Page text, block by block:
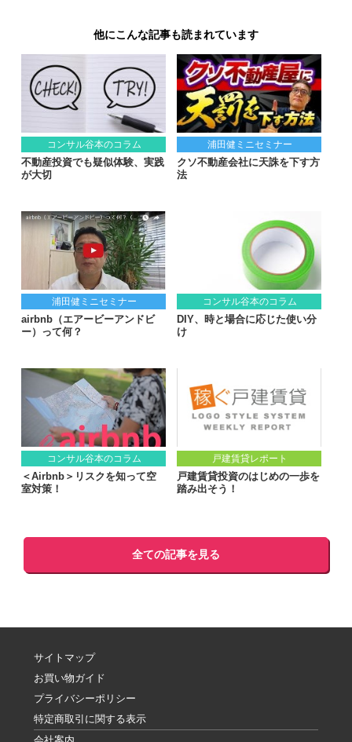
他にこんな記事も読まれています
コンサル谷本のコラム
不動産投資でも疑似体験、実践
が大切
浦田健ミニセミナー
クソ不動産会社に天誅を下す方
法
浦田健ミニセミナー
airbnb（エアービーアンドビ
ー）って何？
コンサル谷本のコラム
DIY、時と場合に応じた使い分
け
コンサル谷本のコラム
＜Airbnb＞リスクを知って空
室対策！
戸建賃貸レポート
戸建賃貸投資のはじめの一歩を
踏み出そう！
全ての記事を見る
サイトマップ
お買い物ガイド
プライバシーポリシー
特定商取引に関する表示